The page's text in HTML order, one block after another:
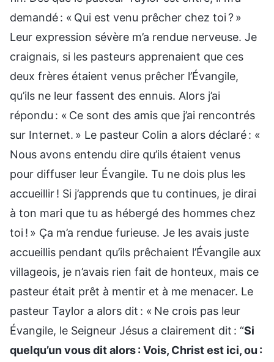
demandé : « Qui est venu prêcher chez toi ? »
Leur expression sévère m’a rendue nerveuse. Je
craignais, si les pasteurs apprenaient que ces
deux frères étaient venus prêcher l’Évangile,
qu’ils ne leur fassent des ennuis. Alors j’ai
répondu : « Ce sont des amis que j’ai rencontrés
sur Internet. » Le pasteur Colin a alors déclaré : «
Nous avons entendu dire qu’ils étaient venus
pour diffuser leur Évangile. Tu ne dois plus les
accueillir ! Si j’apprends que tu continues, je dirai
à ton mari que tu as hébergé des hommes chez
toi ! » Ça m’a rendue furieuse. Je les avais juste
accueillis pendant qu’ils prêchaient l’Évangile aux
villageois, je n’avais rien fait de honteux, mais ce
pasteur était prêt à mentir et à me menacer. Le
pasteur Taylor a alors dit : « Ne crois pas leur
Évangile, le Seigneur Jésus a clairement dit : “Si
quelqu’un vous dit alors : Vois, Christ est ici, ou :